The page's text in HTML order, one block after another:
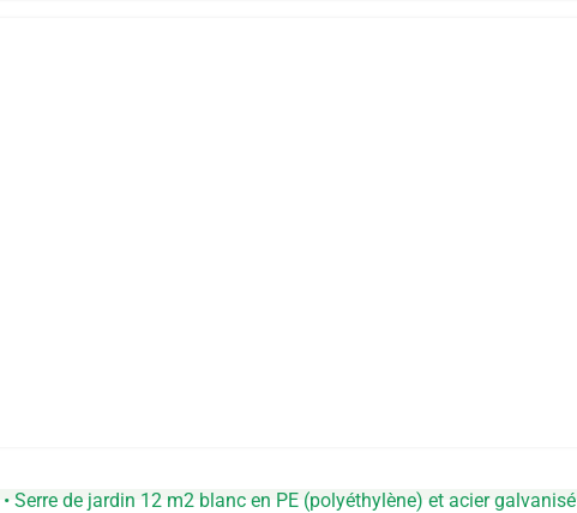
• Serre de jardin 12 m2 blanc en PE (polyéthylène) et acier galvanisé